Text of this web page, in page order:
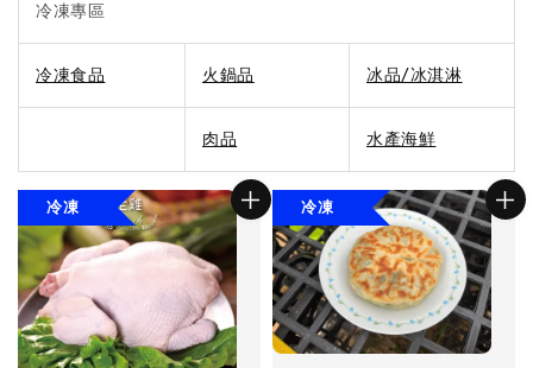
冷凍專區
冷凍食品 火鍋品 冰品/冰淇淋
肉品 水產海鮮
冷凍 冷凍